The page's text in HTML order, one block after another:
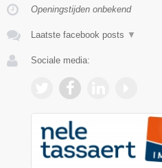
Openingstijden onbekend
Laatste facebook posts ▼
Sociale media: